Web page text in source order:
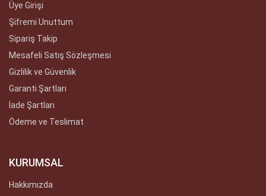
Üye Girişi
Şifremi Unuttum
Sipariş Takip
Mesafeli Satış Sözleşmesi
Gizlilik ve Güvenlik
Garanti Şartları
İade Şartları
Ödeme ve Teslimat
KURUMSAL
Hakkımızda